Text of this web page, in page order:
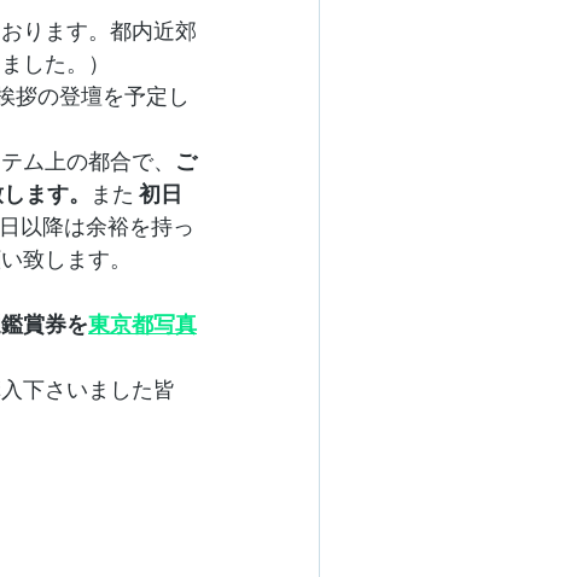
ります。都内近郊
した。）
拶の登壇を予定し
ム上の都合で、 ご
ます。
また 初日
以降は余裕を持っ
致します。
賞券を東京都写真
下さいました皆